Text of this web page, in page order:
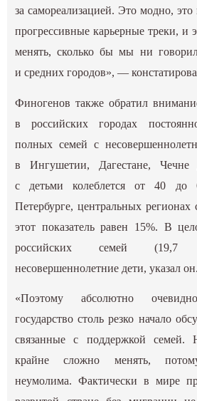
за самореализацией. Это модно, это
прогрессивные карьерные треки, и
менять, сколько бы мы ни
и средних городов», —
Финогенов также обратил
в российских городах
полных семей с
в Ингушетии, Дагестане,
с детьми колеблется от 40
Петербурге, центральных
этот показатель равен 15%. В
российских семей (19,7
несовершеннолетние дети, указал он.
«Поэтому абсолютно
государство столь резко начало
связанные с поддержкой
крайне сложно менять,
неумолима. Фактически в мире